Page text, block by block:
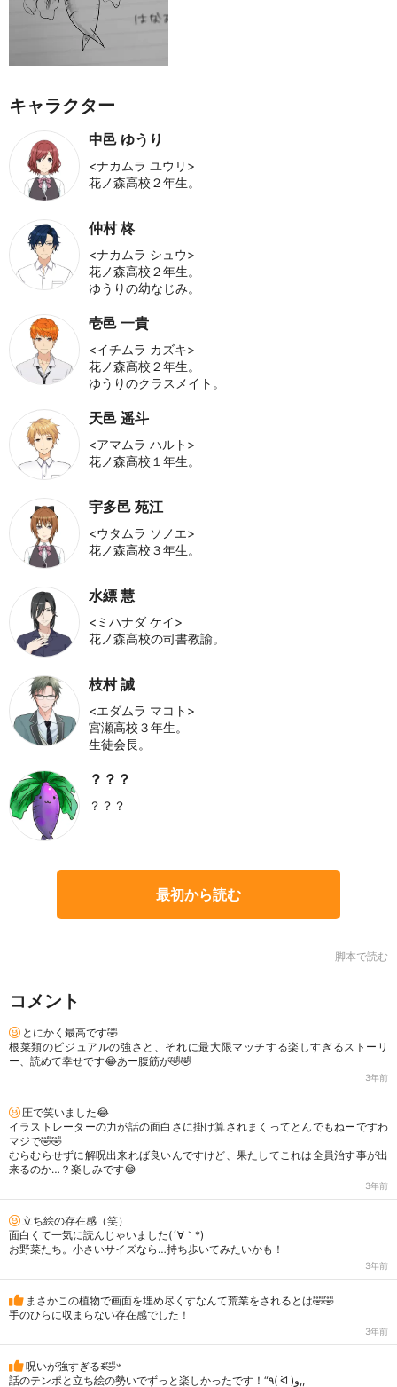
キャラクター
中邑 ゆうり
<ナカムラ ユウリ>
花ノ森高校２年生。
仲村 柊
<ナカムラ シュウ>
花ノ森高校２年生。
ゆうりの幼なじみ。
壱邑 一貴
<イチムラ カズキ>
花ノ森高校２年生。
ゆうりのクラスメイト。
天邑 遥斗
<アマムラ ハルト>
花ノ森高校１年生。
宇多邑 苑江
<ウタムラ ソノエ>
花ノ森高校３年生。
水縹 慧
<ミハナダ ケイ>
花ノ森高校の司書教諭。
枝村 誠
<エダムラ マコト>
宮瀬高校３年生。
生徒会長。
？？？
？？？
最初から読む
脚本で読む
コメント
とにかく最高です🤣
根菜類のビジュアルの強さと、それに最大限マッチする楽しすぎるストーリ
ー、読めて幸せです😂あー腹筋が🤣🤣
3年前
圧で笑いました😂
イラストレーターの力が話の面白さに掛け算されまくってとんでもねーですわ
マジで🤣🤣
むらむらせずに解呪出来れば良いんですけど、果たしてこれは全員治す事が出
来るのか…？楽しみです😂
3年前
立ち絵の存在感（笑）
面白くて一気に読んじゃいました(´∀｀*)
お野菜たち。小さいサイズなら…持ち歩いてみたいかも！
3年前
まさかこの植物で画面を埋め尽くすなんて荒業をされるとは🤣🤣
手のひらに収まらない存在感でした！
3年前
呪いが強すぎるꉂ🤣𐤔
話のテンポと立ち絵の勢いでずっと楽しかったです！“٩( ᐛ )و,,